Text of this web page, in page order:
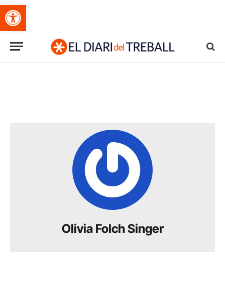
Obre la barra d'eines
Olivia Folch Singer